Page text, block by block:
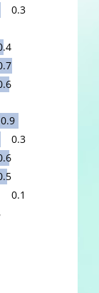
0.3
0.9
0.3
0.1